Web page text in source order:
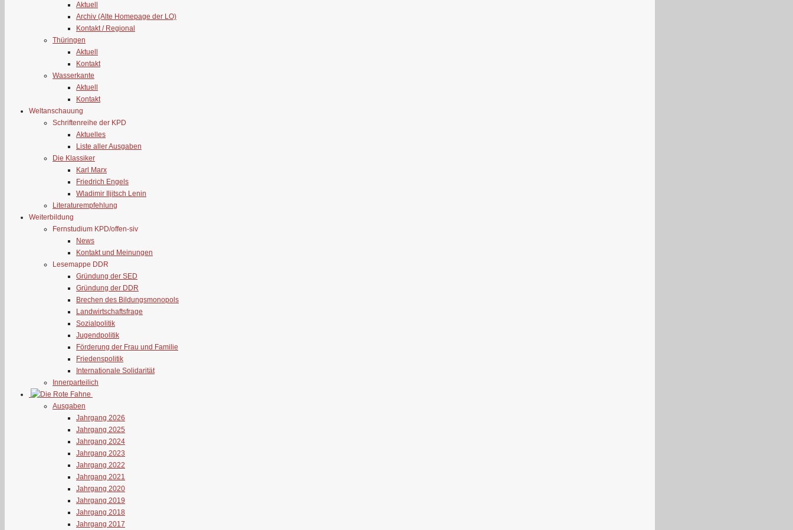
Aktuell
Archiv (Alte Homepage der LO)
Kontakt / Regional
Thüringen
Aktuell
Kontakt
Wasserkante
Aktuell
Kontakt
Weltanschauung
Schriftenreihe der KPD
Aktuelles
Liste aller Ausgaben
Die Klassiker
Karl Marx
Friedrich Engels
Wladimir Iljitsch Lenin
Literaturempfehlung
Weiterbildung
Fernstudium KPD/offen-siv
News
Kontakt und Meinungen
Lesemappe DDR
Gründung der SED
Gründung der DDR
Brechen des Bildungsmonopols
Landwirtschaftsfrage
Sozialpolitik
Jugendpolitik
Förderung der Frau und Familie
Friedenspolitik
Internationale Solidarität
Innerparteilich
Ausgaben
Jahrgang 2026
Jahrgang 2025
Jahrgang 2024
Jahrgang 2023
Jahrgang 2022
Jahrgang 2021
Jahrgang 2020
Jahrgang 2019
Jahrgang 2018
Jahrgang 2017